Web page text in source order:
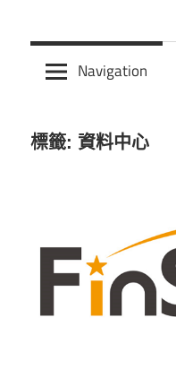
勢
點
Navigation
標籤: 資料中心